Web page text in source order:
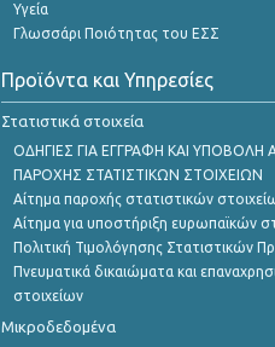
Υγεία
Γλωσσάρι Ποιότητας του ΕΣΣ
Προϊόντα και Υπηρεσίες
Στατιστικά στοιχεία
ΟΔΗΓΙΕΣ ΓΙΑ ΕΓΓΡΑΦΗ ΚΑΙ ΥΠΟΒΟΛΗ
ΠΑΡΟΧΗΣ ΣΤΑΤΙΣΤΙΚΩΝ ΣΤΟΙΧΕΙΩΝ
Αίτημα παροχής στατιστικών
Αίτημα για υποστήριξη ευρωπαϊκών
Πολιτική Τιμολόγησης Στατιστικών
Πνευματικά δικαιώματα και
στοιχείων
Μικροδεδομένα